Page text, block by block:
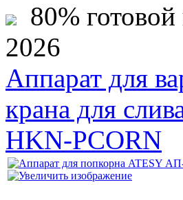
80%
2026
Аппарат для
крана для
HKN-PCORN